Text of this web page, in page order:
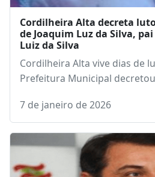
Cordilheira Alta decreta
de Joaquim Luz da Silva,
Luiz da Silva
Cordilheira Alta vive dias de
Prefeitura Municipal
7 de janeiro de 2026